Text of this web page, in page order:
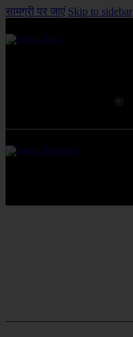
सामग्री पर जाएं Skip to sidebar